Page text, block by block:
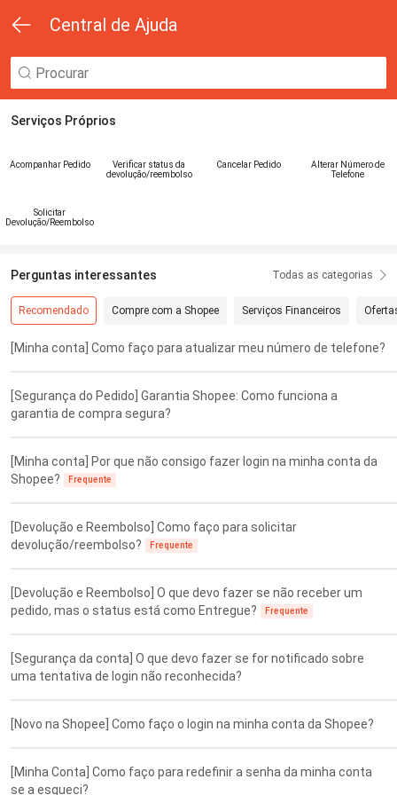
Central de Ajuda
Serviços Próprios
Acompanhar Pedido
Verificar status da
devolução/reembolso
Cancelar Pedido
Alterar Número de
Telefone
Solicitar
Devolução/Reembolso
Perguntas interessantes Todas as categorias
Recomendado Compre com a Shopee Serviços Financeiros
[Minha conta] Como faço para atualizar meu número de telefone?
[Segurança do Pedido] Garantia Shopee: Como funciona a
garantia de compra segura?
[Minha conta] Por que não consigo fazer login na minha conta da
Shopee?
Frequente
[Devolução e Reembolso] Como faço para solicitar
devolução/reembolso?
Frequente
[Devolução e Reembolso] O que devo fazer se não receber um
pedido, mas o status está como Entregue?
Frequente
[Segurança da conta] O que devo fazer se for notificado sobre
uma tentativa de login não reconhecida?
[Novo na Shopee] Como faço o login na minha conta da Shopee?
[Minha Conta] Como faço para redefinir a senha da minha conta
se a esqueci?